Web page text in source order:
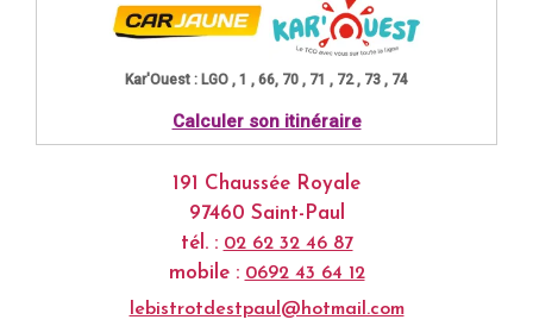
Kar'Ouest : LGO , 1 , 66, 70 , 71 , 72 , 73 , 74
Calculer son itinéraire
191 Chaussée Royale
97460 Saint-Paul
tél. : 02 62 32 46 87
mobile : 0692 43 64 12
lebistrotdestpaul@hotmail.com